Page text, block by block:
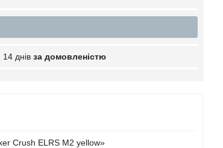
днів за домовленістю
Crush ELRS M2 yellow»